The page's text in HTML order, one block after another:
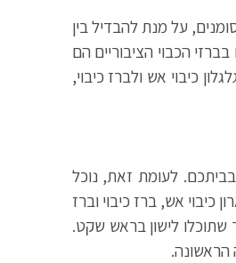
על מנת להבדיל בין
הכבוי הציבוריים הם
כיבוי אש ולברז כיבוי,
לעומת זאת, נוכל
כיבוי אש, ברז כיבוי וברז
שתוכלו לישון בראש שקט.
הראשונה.